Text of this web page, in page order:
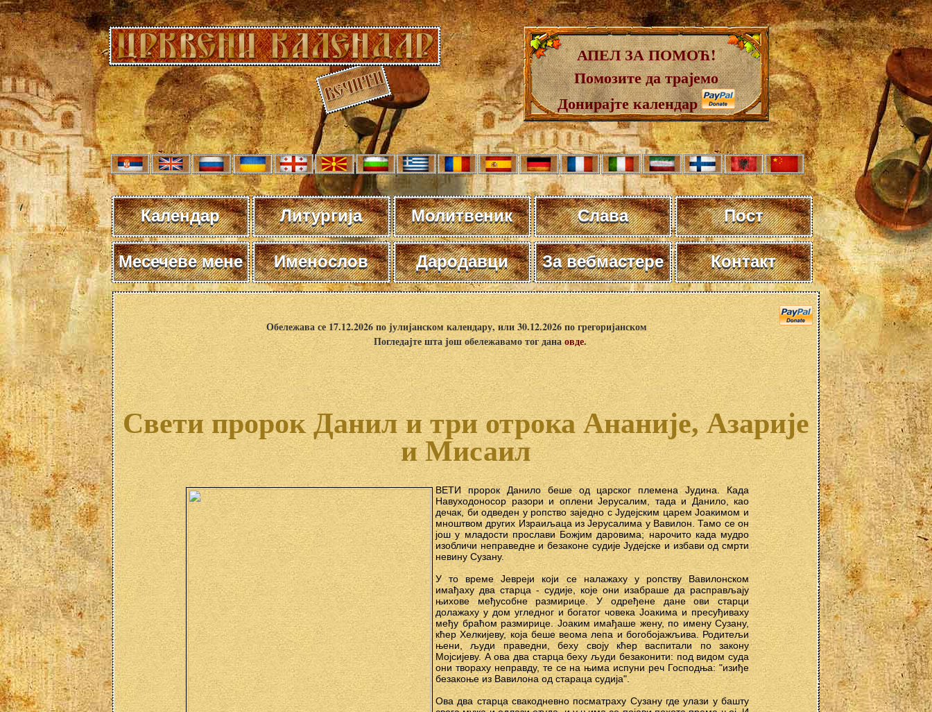
АПЕЛ ЗА ПОМОЋ!
Помозите да трајемо
Донирајте календар
Календар Литургија Молитвеник Слава Пост
Месечеве мене Именослов Дародавци За вебмастере Контакт
Обележава се 17.12.2026 по јулијанском календару, или 30.12.2026 по грегоријанском
Погледајте шта још обележавамо тог данаовде.
Свети пророк Данил и три отрока Ананије, Азарије
и Мисаил
ВЕТИ пророк Данило беше од царског племена Јудина. Када
Навуходоносор разори и оплени Јерусалим, тада и Данило, као
дечак, би одведен у ропство заједно с Јудејским царем Јоакимом и
мноштвом других Израиљаца из Јерусалима у Вавилон. Тамо се он
још у младости прослави Божјим даровима; нарочито када мудро
изобличи неправедне и безаконе судије Јудејске и избави од смрти
невину Сузану.
У то време Јевреји који се налажаху у ропству Вавилонском
имађаху два старца - судије, које они изабраше да расправљају
њихове међусобне размирице. У одређене дане ови старци
долажаху у дом угледног и богатог човека Јоакима и пресуђиваху
међу браћом размирице. Јоаким имађаше жену, по имену Сузану,
кћер Хелкијеву, која беше веома лепа и богобојажљива. Родитељи
њени, људи праведни, беху своју кћер васпитали по закону
Мојсијеву. А ова два старца беху људи безаконити: под видом суда
они твораху неправду, те се на њима испуни реч Господња: "изиђе
безакоње из Вавилона од стараца судија".
Ова два старца свакодневно посматраху Сузану где улази у башту